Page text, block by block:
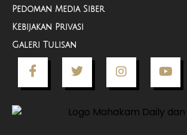
Pedoman Media Siber
Kebijakan Privasi
Galeri Tulisan